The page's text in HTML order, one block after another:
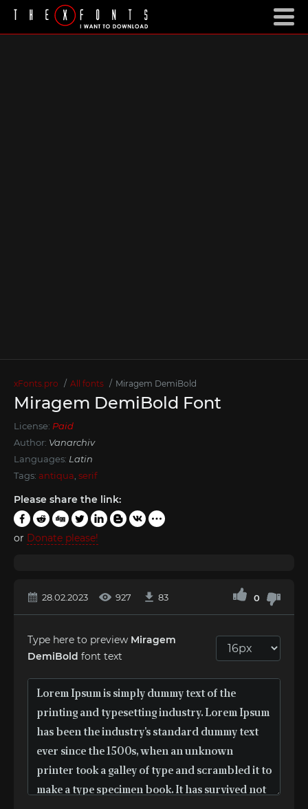
xFonts.pro All fonts Miragem DemiBold
Miragem DemiBold Font
License: Paid
Author: Vanarchiv
Languages: Latin
Tags: antiqua serif
Please share the link:
or Donate please!
28.02.2023 927 83 0
Type here to preview Miragem
DemiBold font text